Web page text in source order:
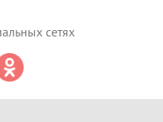
сетях